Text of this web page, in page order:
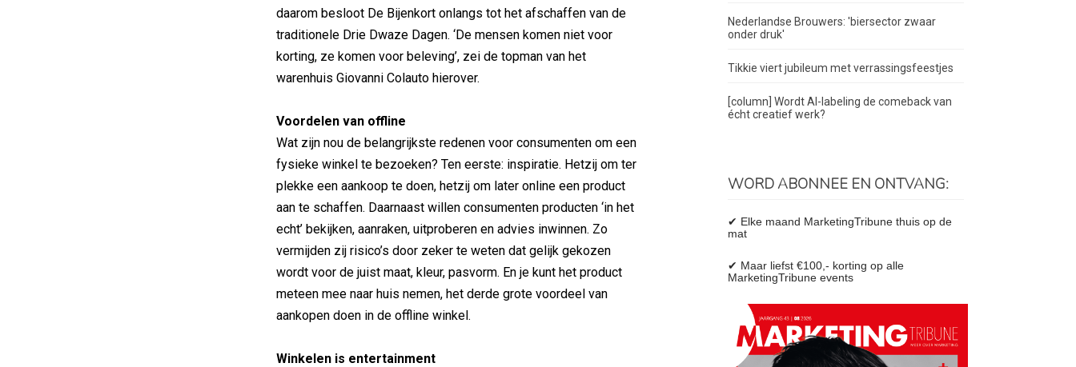
daarom besloot De Bijenkort onlangs tot het afschaffen van de
traditionele Drie Dwaze Dagen. ‘De mensen komen niet voor
korting, ze komen voor beleving’, zei de topman van het
warenhuis Giovanni Colauto hierover.
Voordelen van offline
Wat zijn nou de belangrijkste redenen voor consumenten om een
fysieke winkel te bezoeken? Ten eerste: inspiratie. Hetzij om ter
plekke een aankoop te doen, hetzij om later online een product
aan te schaffen. Daarnaast willen consumenten producten ‘in het
echt’ bekijken, aanraken, uitproberen en advies inwinnen. Zo
vermijden zij risico’s door zeker te weten dat gelijk gekozen
wordt voor de juist maat, kleur, pasvorm. En je kunt het product
meteen mee naar huis nemen, het derde grote voordeel van
aankopen doen in de offline winkel.
Winkelen is entertainment
Nederlandse Brouwers: 'biersector zwaar
onder druk'
Tikkie viert jubileum met verrassingsfeestjes
[column] Wordt AI-labeling de comeback van
écht creatief werk?
WORD ABONNEE EN ONTVANG:
✔ Elke maand MarketingTribune thuis op de
mat
✔ Maar liefst €100,- korting op alle
MarketingTribune events